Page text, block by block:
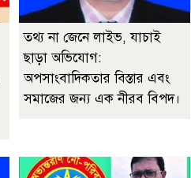
তথ্য না জেনে লাইভ, যাচাই
ছাড়া অভিযোগ:
অপসাংবাদিকতার বিস্তার এবং
সমাজের জন্য এক নীরব বিপদ।